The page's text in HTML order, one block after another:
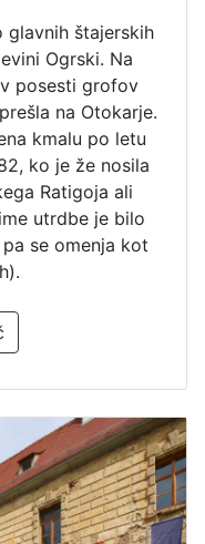
glavnih štajerskih
Ogrski. Na
posesti grofov
na Otokarje.
kmalu po letu
ko je že nosila
Ratigoja ali
utrdbe je bilo
se omenja kot